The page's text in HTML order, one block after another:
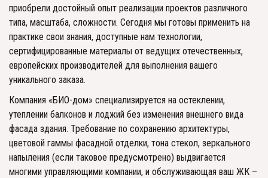
приобрели достойный опыт реализации проектов различного
типа, масштаба, сложности. Сегодня мы готовы применить на
практике свои знания, доступные нам технологии,
сертифицированные материалы от ведущих отечественных,
европейских производителей для выполнения вашего
уникального заказа.
Компания «БИО-дом» специализируется на остеклении,
утеплении балконов и лоджий без изменения внешнего вида
фасада здания. Требование по сохранению архитектуры,
цветовой гаммы фасадной отделки, тона стекол, зеркального
напыления (если таковое предусмотрено) выдвигается
многими управляющими компании, и обслуживающая ваш ЖК –